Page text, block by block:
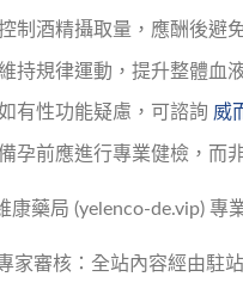
制酒精攝取量，應酬後避
持規律運動，提升整體血
有性功能疑慮，可諮詢 威
孕前應進行專業健檢，而
康藥局 (yelenco-de.vip) 專
家審核：全站內容經由駐